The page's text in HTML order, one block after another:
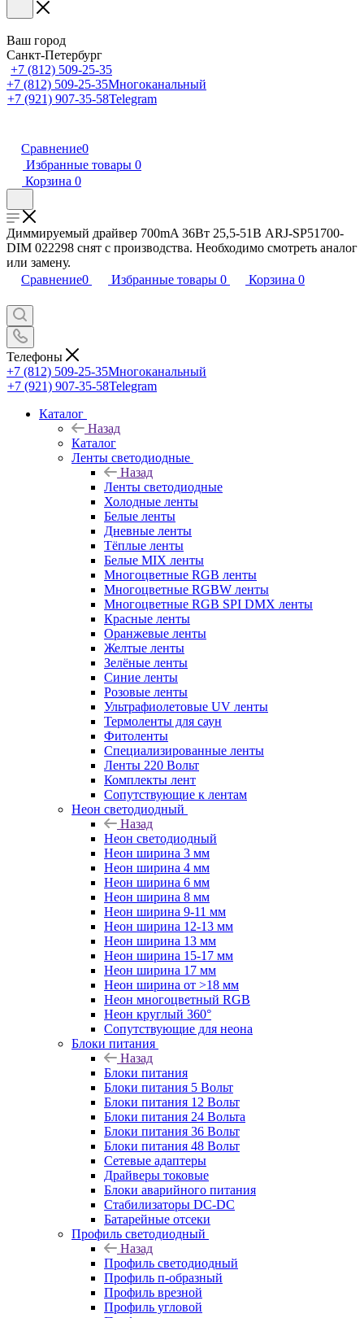
Ваш город
Санкт-Петербург
+7 (812) 509-25-35
+7 (812) 509-25-35Многоканальный
+7 (921) 907-35-58Telegram
Сравнение0
Избранные товары 0
Корзина 0
Диммируемый драйвер 700mA 36Вт 25,5-51В ARJ-SP51700-
DIM 022298 снят с производства. Необходимо смотреть аналог
или замену.
Сравнение0 Избранные товары 0 Корзина 0
Телефоны
+7 (812) 509-25-35Многоканальный
+7 (921) 907-35-58Telegram
Каталог
Назад
Каталог
Ленты светодиодные
Назад
Ленты светодиодные
Холодные ленты
Белые ленты
Дневные ленты
Тёплые ленты
Белые MIX ленты
Многоцветные RGB ленты
Многоцветные RGBW ленты
Многоцветные RGB SPI DMX ленты
Красные ленты
Оранжевые ленты
Желтые ленты
Зелёные ленты
Синие ленты
Розовые ленты
Ультрафиолетовые UV ленты
Термоленты для саун
Фитоленты
Специализированные ленты
Ленты 220 Вольт
Комплекты лент
Сопутствующие к лентам
Неон светодиодный
Назад
Неон светодиодный
Неон ширина 3 мм
Неон ширина 4 мм
Неон ширина 6 мм
Неон ширина 8 мм
Неон ширина 9-11 мм
Неон ширина 12-13 мм
Неон ширина 13 мм
Неон ширина 15-17 мм
Неон ширина 17 мм
Неон ширина от >18 мм
Неон многоцветный RGB
Неон круглый 360°
Сопутствующие для неона
Блоки питания
Назад
Блоки питания
Блоки питания 5 Вольт
Блоки питания 12 Вольт
Блоки питания 24 Вольта
Блоки питания 36 Вольт
Блоки питания 48 Вольт
Сетевые адаптеры
Драйверы токовые
Блоки аварийного питания
Стабилизаторы DC-DC
Батарейные отсеки
Профиль светодиодный
Назад
Профиль светодиодный
Профиль п-образный
Профиль врезной
Профиль угловой